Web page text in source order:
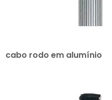
cabo rodo em alumínio